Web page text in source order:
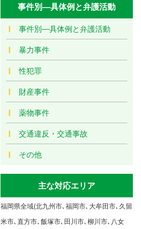
事件別―具体例と弁護活動
事件別―具体例と弁護活動
暴力事件
性犯罪
財産事件
薬物事件
交通違反・交通事故
その他
主な対応エリア
福岡県全域(北九州市､福岡市､大牟田市､久留
米市､直方市､飯塚市､田川市､柳川市､八女